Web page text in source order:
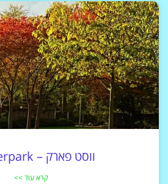
ווסט פארק – Westerpark
קרא עוד >>